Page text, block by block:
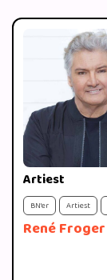
René Froger
Artiest
BN'er Artiest